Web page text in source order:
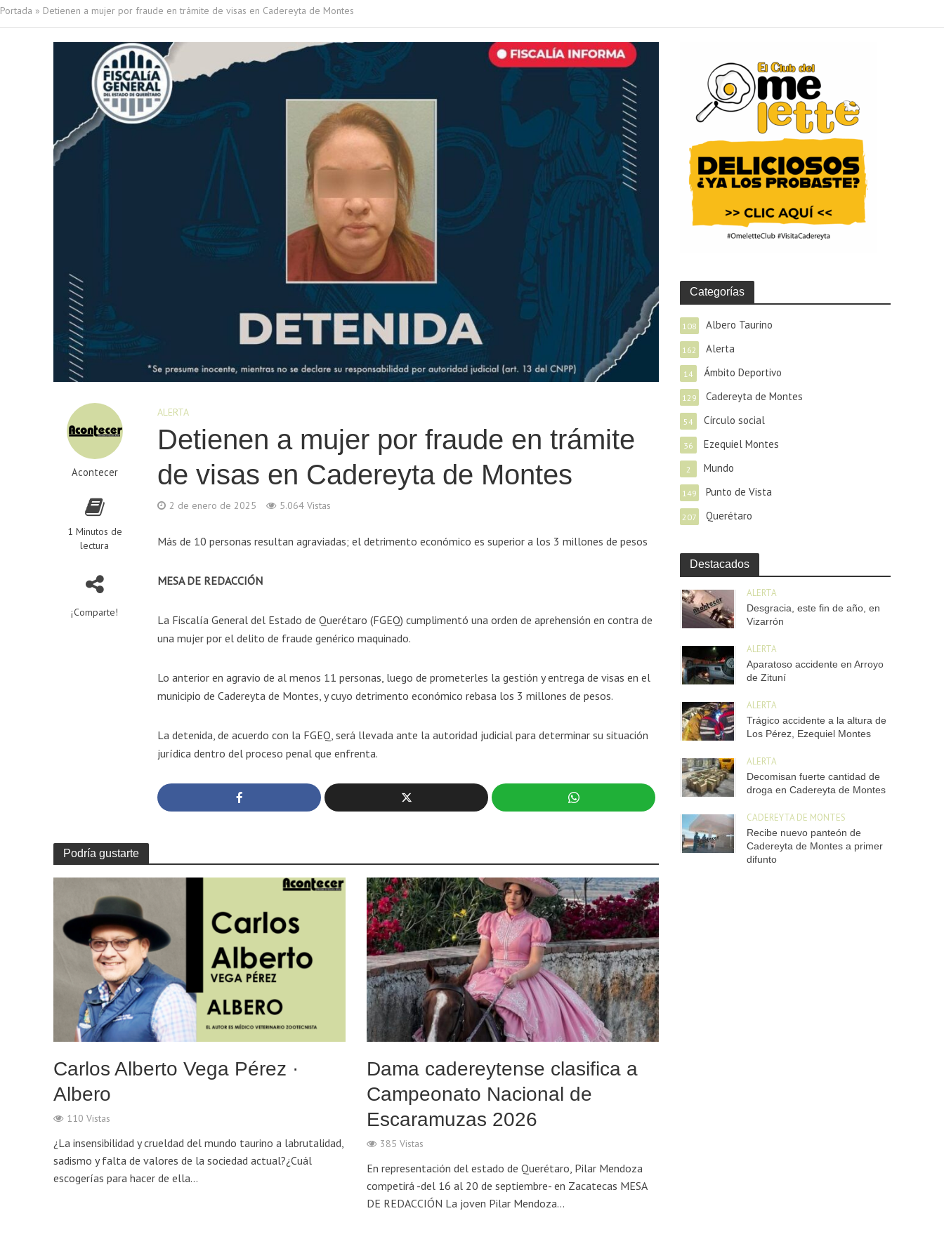
Portada » Detienen a mujer por fraude en trámite de visas en Cadereyta de Montes
Acontecer
1 Minutos de
lectura
¡Comparte!
ALERTA
Detienen a mujer por fraude en trámite
de visas en Cadereyta de Montes
2 de enero de 2025 5.064 Vistas
Más de 10 personas resultan agraviadas; el detrimento económico es superior a los 3 millones de pesos
MESA DE REDACCIÓN
La Fiscalía General del Estado de Querétaro (FGEQ) cumplimentó una orden de aprehensión en contra de
una mujer por el delito de fraude genérico maquinado.
Lo anterior en agravio de al menos 11 personas, luego de prometerles la gestión y entrega de visas en el
municipio de Cadereyta de Montes, y cuyo detrimento económico rebasa los 3 millones de pesos.
La detenida, de acuerdo con la FGEQ, será llevada ante la autoridad judicial para determinar su situación
jurídica dentro del proceso penal que enfrenta.
Podría gustarte
Carlos Alberto Vega Pérez ·
Albero
110 Vistas
¿La insensibilidad y crueldad del mundo taurino a labrutalidad,
sadismo y falta de valores de la sociedad actual?¿Cuál
escogerías para hacer de ella...
Dama cadereytense clasifica a
Campeonato Nacional de
Escaramuzas 2026
385 Vistas
En representación del estado de Querétaro, Pilar Mendoza
competirá -del 16 al 20 de septiembre- en Zacatecas MESA
DE REDACCIÓN La joven Pilar Mendoza...
Categorías
Albero Taurino
108
Alerta
162
Ámbito Deportivo
14
Cadereyta de Montes
129
Círculo social
54
Ezequiel Montes
36
Mundo
2
Punto de Vista
149
Querétaro
207
Destacados
ALERTA
Desgracia, este fin de año, en
Vizarrón
ALERTA
Aparatoso accidente en Arroyo
de Zituní
ALERTA
Trágico accidente a la altura de
Los Pérez, Ezequiel Montes
ALERTA
Decomisan fuerte cantidad de
droga en Cadereyta de Montes
CADEREYTA DE MONTES
Recibe nuevo panteón de
Cadereyta de Montes a primer
difunto